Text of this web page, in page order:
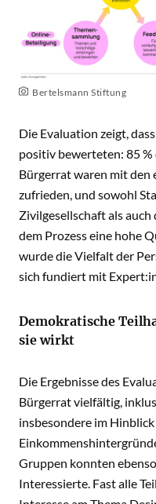
Bertelsmann Stiftung
Die Evaluation zeigt,
positiv bewerteten: 85
Bürgerrat waren mit den
zufrieden, und sowohl
Zivilgesellschaft als
dem Prozess eine hohe
wurde die Vielfalt der
sich fundiert mit
Demokratische
sie wirkt
Die Ergebnisse des
Bürgerrat vielfältig,
insbesondere im
Gruppen konnten
Interessierte. Fast alle